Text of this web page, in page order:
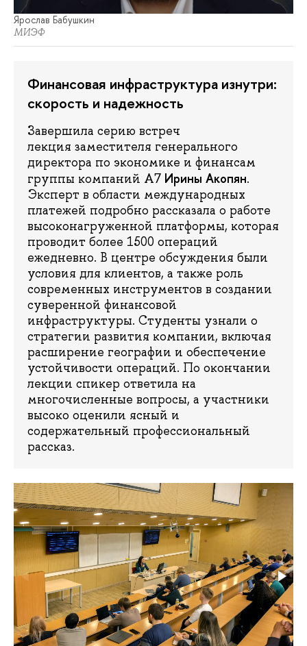
Ярослав Бабушкин
МИЭФ
Финансовая инфраструктура изнутри:
скорость и надежность
Завершила серию встреч
лекция заместителя генерального
директора по экономике и финансам
группы компаний А7 Ирины Акопян.
Эксперт в области международных
платежей подробно рассказала о работе
высоконагруженной платформы, которая
проводит более 1500 операций
ежедневно. В центре обсуждения были
условия для клиентов, а также роль
современных инструментов в создании
суверенной финансовой
инфраструктуры. Студенты узнали о
стратегии развития компании, включая
расширение географии и обеспечение
устойчивости операций. По окончании
лекции спикер ответила на
многочисленные вопросы, а участники
высоко оценили ясный и
содержательный профессиональный
рассказ.